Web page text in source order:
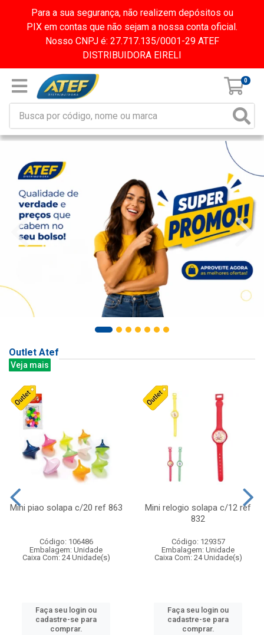
Para a sua segurança, não realizem depósitos ou
PIX em contas que não sejam a nossa conta oficial.
Nosso CNPJ é: 27.717.135/0001-29 ATEF
DISTRIBUIDORA EIRELI
0
Outlet Atef
Veja mais
Mini piao solapa c/20 ref 863
Código: 106486
Embalagem: Unidade
Caixa Com: 24 Unidade(s)
Faça seu login ou
cadastre-se para
comprar.
Mini relogio solapa c/12 ref
832
Código: 129357
Embalagem: Unidade
Caixa Com: 24 Unidade(s)
Faça seu login ou
cadastre-se para
comprar.